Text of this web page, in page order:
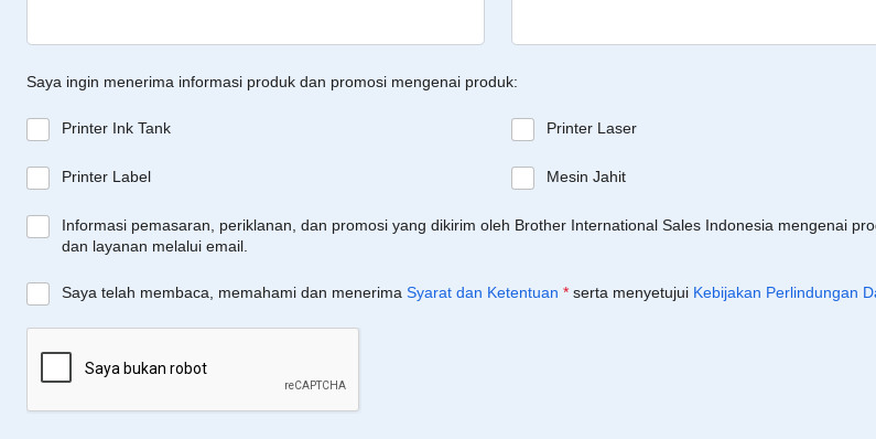
Saya ingin menerima informasi produk dan promosi mengenai produk:
Printer Ink Tank Printer Laser
Printer Label Mesin Jahit
Informasi pemasaran, periklanan, dan promosi yang dikirim oleh Brother International Sales Indonesia mengenai
dan layanan melalui email.
Saya telah membaca, memahami dan menerima Syarat dan Ketentuan * serta menyetujui Kebijakan Perlindungan